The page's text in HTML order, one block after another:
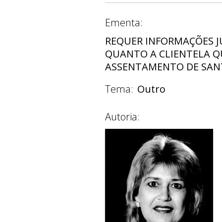
Ementa:
REQUER INFORMAÇÕES
QUANTO A CLIENTELA
ASSENTAMENTO DE
Tema: Outro
Autoria: